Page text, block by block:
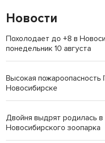
Новости
Похолодает до +8 в
понедельник 10 августа
Высокая пожароопасность
Новосибирске
Двойня выдрят родилась в
Новосибирского зоопарка